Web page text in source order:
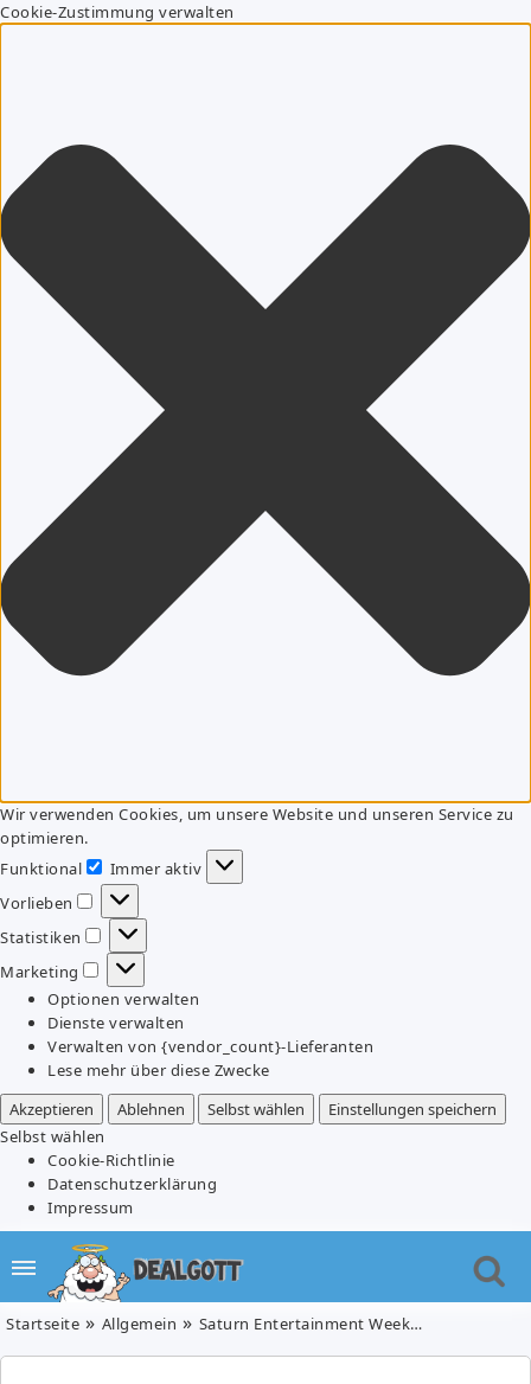
Cookie-Zustimmung verwalten
Wir verwenden Cookies, um unsere Website und unseren Service zu
optimieren.
Funktional
Funktional
Immer aktiv
Vorlieben
Vorlieben
Statistiken
Statistiken
Marketing
Marketing
Optionen verwalten
Dienste verwalten
Verwalten von {vendor_count}-Lieferanten
Lese mehr über diese Zwecke
Akzeptieren
Ablehnen Selbst wählen
Einstellungen speichern
Selbst wählen
Cookie-Richtlinie
Datenschutzerklärung
Impressum
Startseite Allgemein Saturn Entertainment Weekend Deals mit Spiel-, Musik- und Filmangeboten